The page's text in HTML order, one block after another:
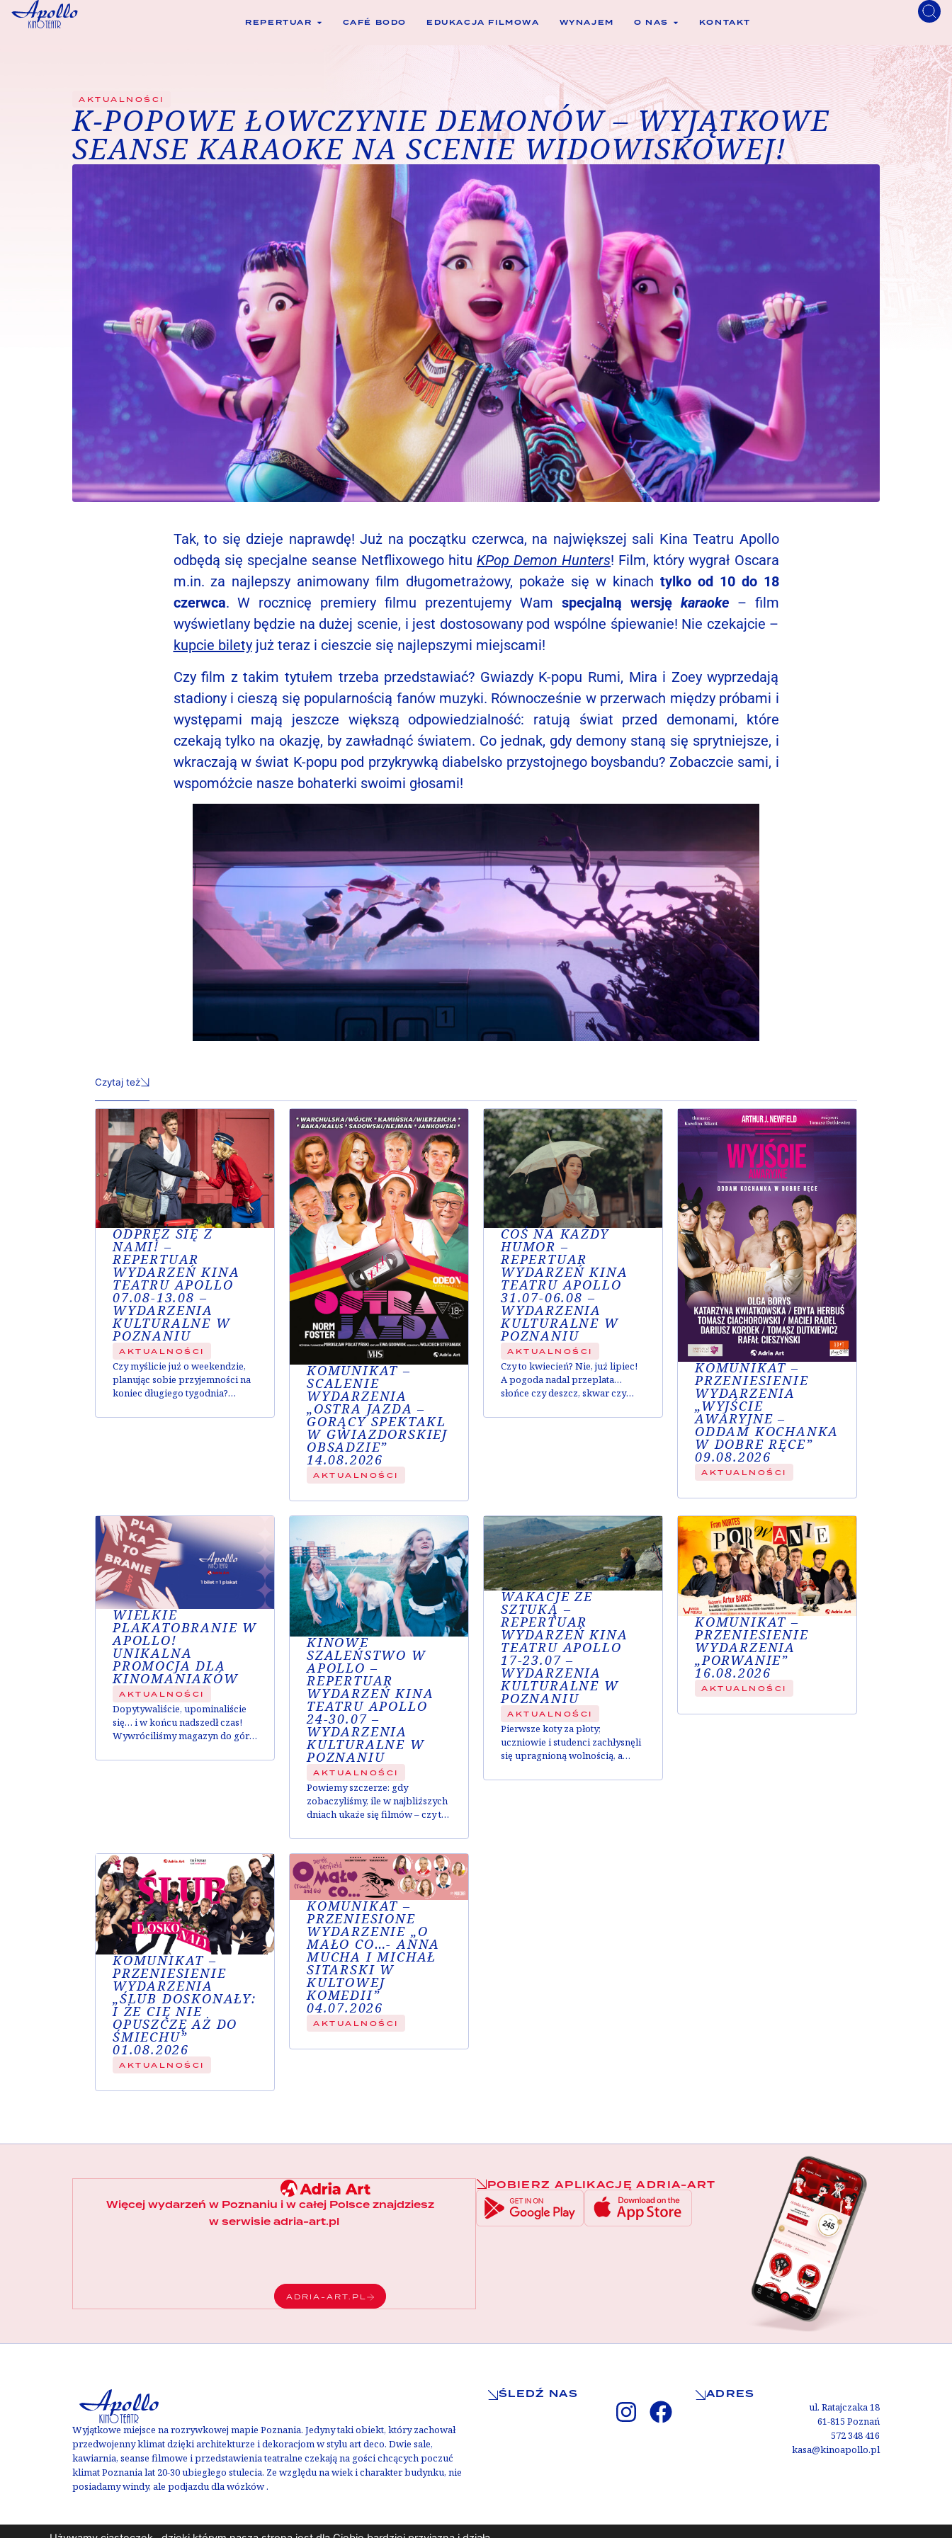
REPERTUAR CAFÉ BODO EDUKACJA FILMOWA WYNAJEM O NAS KONTAKT
AKTUALNOŚCI
K-POPOWE ŁOWCZYNIE DEMONÓW – WYJĄTKOWE
SEANSE KARAOKE NA SCENIE WIDOWISKOWEJ!
Tak, to się dzieje naprawdę! Już na początku czerwca, na największej sali Kina Teatru Apollo
odbędą się specjalne seanse Netflixowego hitu KPop Demon Hunters! Film, który wygrał Oscara
m.in. za najlepszy animowany film długometrażowy, pokaże się w kinach tylko od 10 do 18
czerwca. W rocznicę premiery filmu prezentujemy Wam specjalną wersję karaoke– film
wyświetlany będzie na dużej scenie, i jest dostosowany pod wspólne śpiewanie! Nie czekajcie –
kupcie biletyjuż teraz i cieszcie się najlepszymi miejscami!
Czy film z takim tytułem trzeba przedstawiać? Gwiazdy K-popu Rumi, Mira i Zoey wyprzedają
stadiony i cieszą się popularnością fanów muzyki. Równocześnie w przerwach między próbami i
występami mają jeszcze większą odpowiedzialność: ratują świat przed demonami, które
czekają tylko na okazję, by zawładnąć światem. Co jednak, gdy demony staną się sprytniejsze, i
wkraczają w świat K-popu pod przykrywką diabelsko przystojnego boysbandu? Zobaczcie sami, i
wspomóżcie nasze bohaterki swoimi głosami!
Czytaj też
ODPRĘŻ SIĘ Z
NAMI! –
REPERTUAR
WYDARZEŃ KINA
TEATRU APOLLO
07.08-13.08 –
WYDARZENIA
KULTURALNE W
POZNANIU
AKTUALNOŚCI
Czy myślicie już o weekendzie,
planując sobie przyjemności na
koniec długiego tygodnia?
czasu na relaks niż swobodny
oraz bogaty wybór napojów w
Cafe Bodo...
KOMUNIKAT –
SCALENIE
WYDARZENIA
„OSTRA JAZDA –
GORĄCY SPEKTAKL
W GWIAZDORSKIEJ
OBSADZIE”
14.08.2026
AKTUALNOŚCI
COŚ NA KAŻDY
HUMOR –
REPERTUAR
WYDARZEŃ KINA
TEATRU APOLLO
31.07-06.08 –
WYDARZENIA
KULTURALNE W
POZNANIU
AKTUALNOŚCI
Czy to kwiecień? Nie, już lipiec!
A pogoda nadal przeplata…
słońce czy deszcz, skwar czy
spędzić przyjemnie czas.
każdego dnia Od piątku do
końca tygodnia – codziennie...
KOMUNIKAT –
PRZENIESIENIE
WYDARZENIA
„WYJŚCIE
AWARYJNE –
ODDAM KOCHANKA
W DOBRE RĘCE”
09.08.2026
AKTUALNOŚCI
WIELKIE
PLAKATOBRANIE W
APOLLO!
UNIKALNA
PROMOCJA DLA
KINOMANIAKÓW
AKTUALNOŚCI
Dopytywaliście, upominaliście
się… i w końcu nadszedł czas!
Wywróciliśmy magazyn do góry
dnie i noce, żeby otworzyć dla
proste. Przy zakupie biletu na...
KINOWE
SZALEŃSTWO W
APOLLO –
REPERTUAR
WYDARZEŃ KINA
TEATRU APOLLO
24-30.07 –
WYDARZENIA
KULTURALNE W
POZNANIU
AKTUALNOŚCI
Powiemy szczerze: gdy
zobaczyliśmy, ile w najbliższych
dniach ukaże się filmów – czy to
niespodziewanych nowości –
szczęki nam opadły! Specjalnie
dla Was, poniżej znajdziecie
skrótowy opis tego, co dzieje się
w najbliższych dniach, żebyście
wiedzieli, kiedy powiedzieć
znajomym “jesteśmy zajęci”. Coś
wpadło Wam w oko? Nie
czekajcie – kupcie bilety...
WAKACJE ZE
SZTUKĄ –
REPERTUAR
WYDARZEŃ KINA
TEATRU APOLLO
17-23.07 –
WYDARZENIA
KULTURALNE W
POZNANIU
AKTUALNOŚCI
Pierwsze koty za płoty;
uczniowie i studenci zachłysnęli
się upragnioną wolnością, a
przygrzewa, zachęcając do
KOMUNIKAT –
PRZENIESIENIE
WYDARZENIA
„PORWANIE”
16.08.2026
AKTUALNOŚCI
KOMUNIKAT –
PRZENIESIENIE
WYDARZENIA
„ŚLUB DOSKONAŁY:
I ŻE CIĘ NIE
OPUSZCZĘ AŻ DO
ŚMIECHU”
01.08.2026
AKTUALNOŚCI
KOMUNIKAT –
PRZENIESIONE
WYDARZENIE „O
MAŁO CO…- ANNA
MUCHA I MICHAŁ
SITARSKI W
KULTOWEJ
KOMEDII”
04.07.2026
AKTUALNOŚCI
Więcej wydarzeń w Poznaniu i w całej Polsce znajdziesz
w serwisie adria-art.pl
ADRIA-ART.PL
POBIERZ APLIKACJĘ ADRIA-ART
Wyjątkowe miejsce na rozrywkowej mapie Poznania. Jedyny taki obiekt, który zachował
przedwojenny klimat dzięki architekturze i dekoracjom w stylu art deco. Dwie sale,
kawiarnia, seanse filmowe i przedstawienia teatralne czekają na gości chcących poczuć
klimat Poznania lat 20-30 ubiegłego stulecia. Ze względu na wiek i charakter budynku, nie
posiadamy windy, ale podjazdu dla wózków .
ŚLEDŹ NAS ADRES
ul. Ratajczaka 18
61-815 Poznań
572 348 416
kasa@kinoapollo.pl